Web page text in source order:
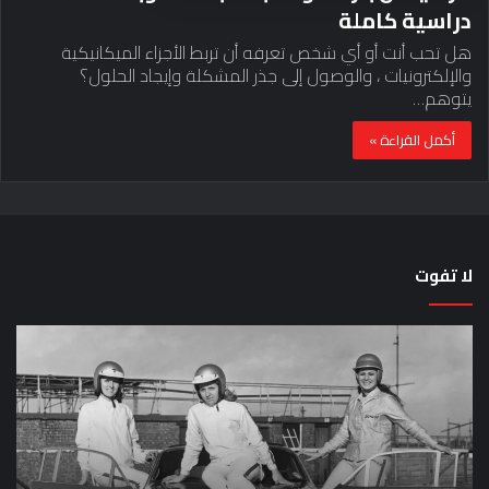
دراسية كاملة
هل تحب أنت أو أي شخص تعرفه أن تربط الأجزاء الميكانيكية
والإلكترونيات ، والوصول إلى جذر المشكلة وإيجاد الحلول؟
يتوهم…
أكمل القراءة »
لا تفوت
لماذا
من
المشاركة
في